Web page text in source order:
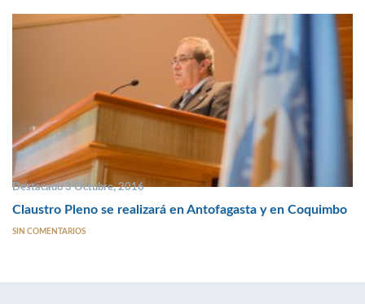
Destacado 3 Octubre, 2016
Claustro Pleno se realizará en Antofagasta y en Coquimbo
SIN COMENTARIOS